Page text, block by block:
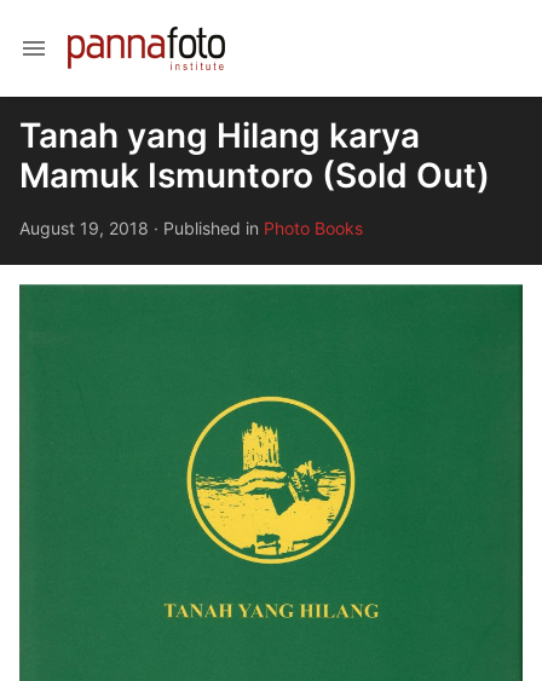
menu
Tanah yang Hilang karya
Mamuk Ismuntoro (Sold Out)
August 19, 2018 · Published in Photo Books